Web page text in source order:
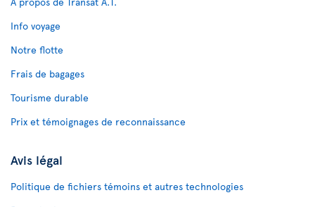
Info voyage
Notre flotte
Frais de bagages
Tourisme durable
Prix et témoignages de reconnaissance
Avis légal
Politique de fichiers témoins et autres technologies